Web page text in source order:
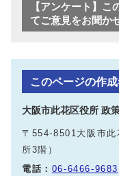
【アンケート】こ
てご意見をお聞か
このページの作
大阪市此花区役所 政
〒554-8501大阪市此
所3階）
電話： 06-6466-9683